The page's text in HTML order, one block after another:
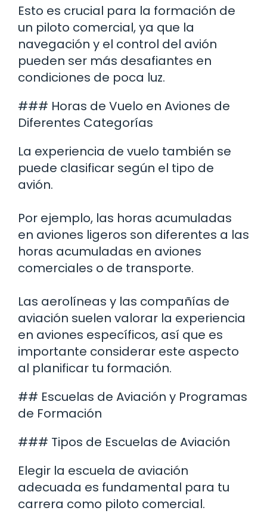
Esto es crucial para la formación de
un piloto comercial, ya que la
navegación y el control del avión
pueden ser más desafiantes en
condiciones de poca luz.
### Horas de Vuelo en Aviones de
Diferentes Categorías
La experiencia de vuelo también se
puede clasificar según el tipo de
avión.
Por ejemplo, las horas acumuladas
en aviones ligeros son diferentes a las
horas acumuladas en aviones
comerciales o de transporte.
Las aerolíneas y las compañías de
aviación suelen valorar la experiencia
en aviones específicos, así que es
importante considerar este aspecto
al planificar tu formación.
## Escuelas de Aviación y Programas
de Formación
### Tipos de Escuelas de Aviación
Elegir la escuela de aviación
adecuada es fundamental para tu
carrera como piloto comercial.